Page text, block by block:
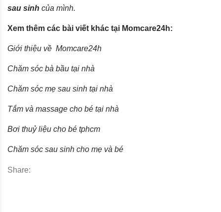
sau sinh của mình.
Xem thêm các bài viết khác tại Momcare24h:
Giới thiệu về Momcare24h
Chăm sóc bà bầu tại nhà
Chăm sóc mẹ sau sinh tại nhà
Tắm và massage cho bé tại nhà
Bơi thuỷ liệu cho bé tphcm
Chăm sóc sau sinh cho mẹ và bé
Share: